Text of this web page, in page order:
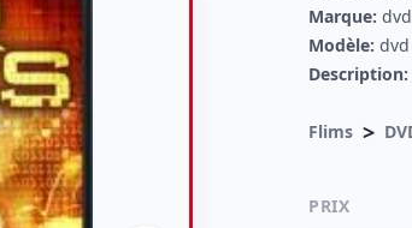
Marque: dvd
Modèle: dvd
Description:
Flims >
PRIX